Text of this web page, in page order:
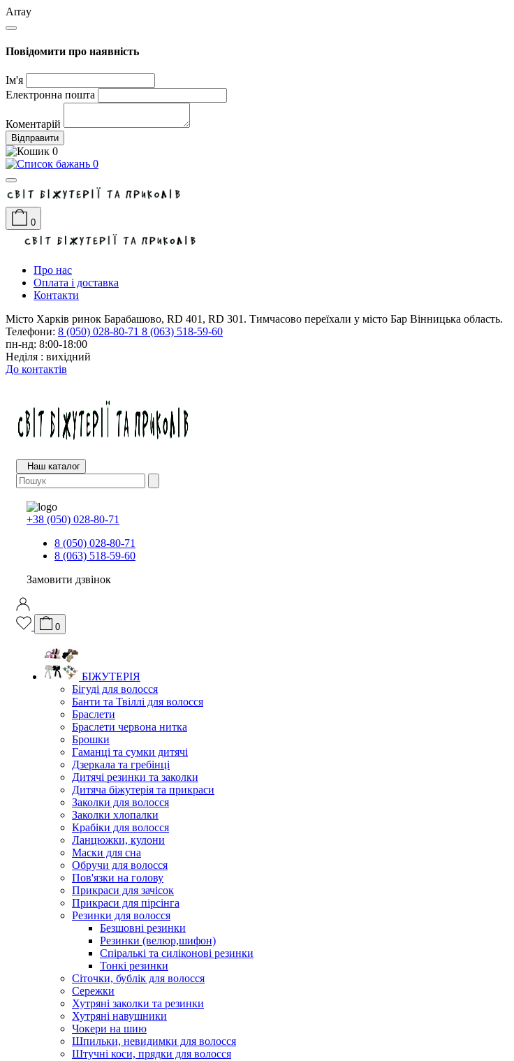
Array
Повідомити про наявність
Ім'я
Електронна пошта
Коментарій
Відправити
0
0
0
Про нас
Оплата і доставка
Контакти
Місто Харків ринок Барабашово, RD 401, RD 301. Тимчасово переїхали у місто Бар Вінницька область.
Телефони: 8 (050) 028-80-71 8 (063) 518-59-60
пн-нд: 8:00-18:00
Неділя : вихідний
До контактів
Наш каталог
+38 (050) 028-80-71
8 (050) 028-80-71
8 (063) 518-59-60
Замовити дзвінок
0
БІЖУТЕРІЯ
Бігуді для волосся
Банти та Твіллі для волосся
Браслети
Браслети червона нитка
Брошки
Гаманці та сумки дитячі
Дзеркала та гребінці
Дитячі резинки та заколки
Дитяча біжутерія та прикраси
Заколки для волосся
Заколки хлопалки
Крабіки для волосся
Ланцюжки, кулони
Маски для сна
Обручи для волосся
Пов'язки на голову
Прикраси для зачісок
Прикраси для пірсінга
Резинки для волосся
Безшовні резинки
Резинки (велюр,шифон)
Спіралькі та силіконові резинки
Тонкі резинки
Сіточки, бублік для волосся
Сережки
Хутряні заколки та резинки
Хутряні навушники
Чокери на шию
Шпильки, невидимки для волосся
Штучні коси, прядки для волосся